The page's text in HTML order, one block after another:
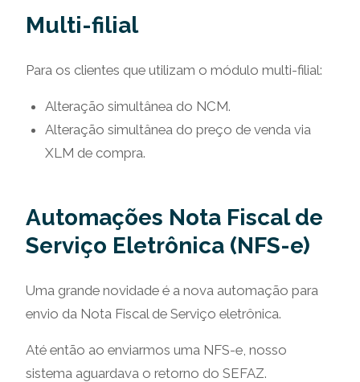
Multi-filial
Para os clientes que utilizam o módulo multi-filial:
Alteração simultânea do NCM.
Alteração simultânea do preço de venda via
XLM de compra.
Automações Nota Fiscal de
Serviço Eletrônica (NFS-e)
Uma grande novidade é a nova automação para
envio da Nota Fiscal de Serviço eletrônica.
Até então ao enviarmos uma NFS-e, nosso
sistema aguardava o retorno do SEFAZ.